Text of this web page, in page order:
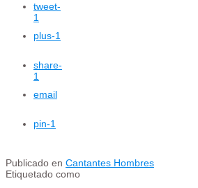
tweet-
1
plus-1
share-
1
email
pin-1
Publicado en Cantantes Hombres
Etiquetado como